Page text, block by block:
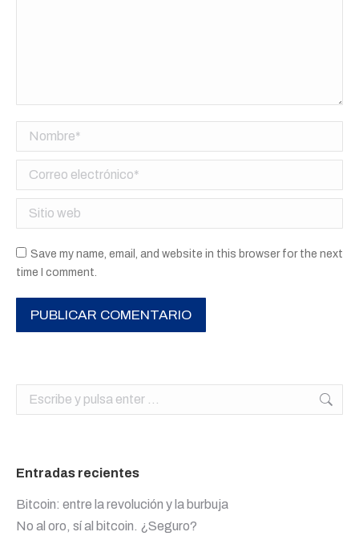
Nombre *
Correo electrónico *
Sitio web
Save my name, email, and website in this browser for the next
time I comment.
PUBLICAR COMENTARIO
Buscar:
Entradas recientes
Bitcoin: entre la revolución y la burbuja
No al oro, sí al bitcoin. ¿Seguro?